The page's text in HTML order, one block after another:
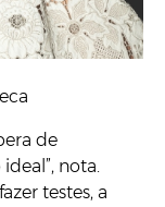
de
nota.
testes, a